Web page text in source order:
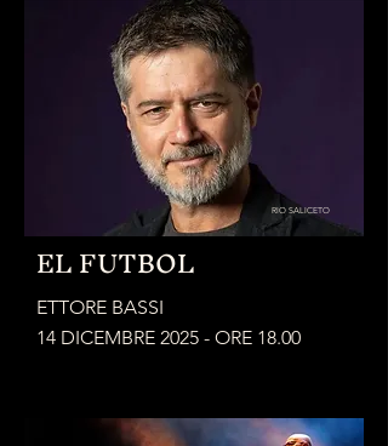
RIO SALICETO
EL FUTBOL
ETTORE BASSI
14 DICEMBRE 2025 - ORE 18.00